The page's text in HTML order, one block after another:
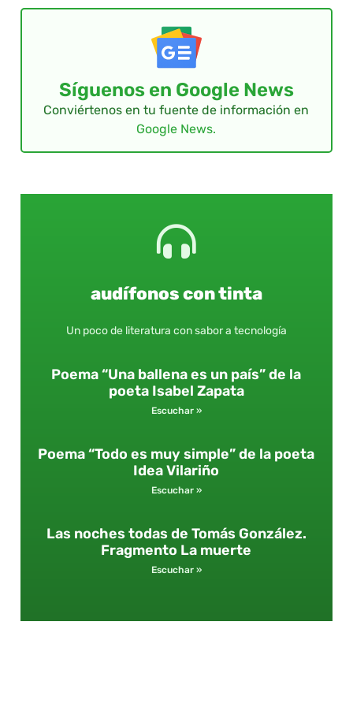
Síguenos en Google News
Conviértenos en tu fuente de información en
Google News.
audífonos con tinta
Un poco de literatura con sabor a tecnología
Poema “Una ballena es un país” de la
poeta Isabel Zapata
Escuchar »
Poema “Todo es muy simple” de la poeta
Idea Vilariño
Escuchar »
Las noches todas de Tomás González.
Fragmento La muerte
Escuchar »